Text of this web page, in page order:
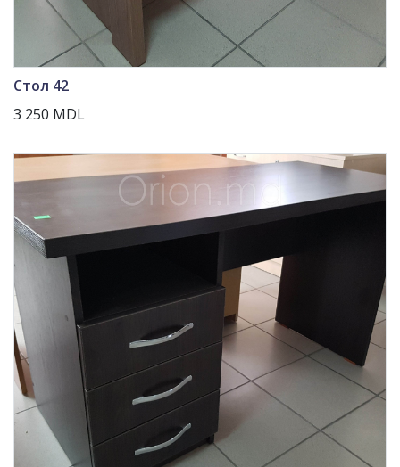
Стол 42
3 250 MDL